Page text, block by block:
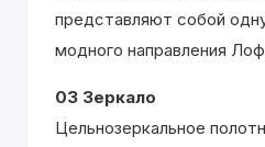
представляют собой
модного направления
03 Зеркало
Цельнозеркальное